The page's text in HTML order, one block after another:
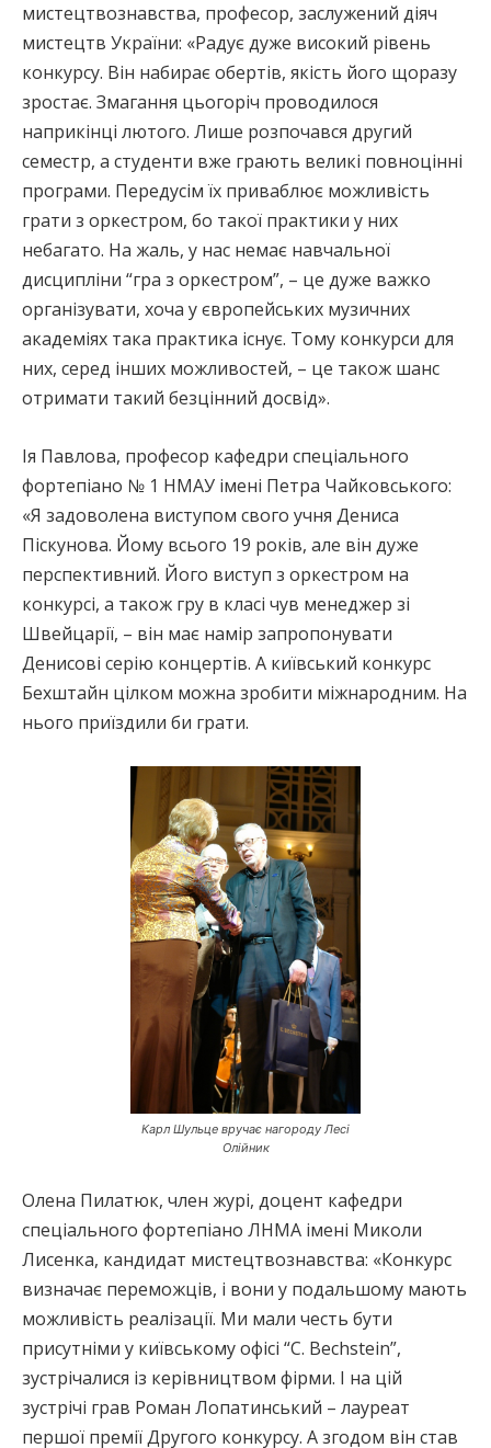
мистецтвознавства, професор, заслужений діяч
мистецтв України: «Радує дуже високий рівень
конкурсу. Він набирає обертів, якість його щоразу
зростає. Змагання цьогоріч проводилося
наприкінці лютого. Лише розпочався другий
семестр, а студенти вже грають великі повноцінні
програми. Передусім їх приваблює можливість
грати з оркестром, бо такої практики у них
небагато. На жаль, у нас немає навчальної
дисципліни “гра з оркестром”, – це дуже важко
організувати, хоча у європейських музичних
академіях така практика існує. Тому конкурси для
них, серед інших можливостей, – це також шанс
отримати такий безцінний досвід».
Ія Павлова, професор кафедри спеціального
фортепіано № 1 НМАУ імені Петра Чайковського:
«Я задоволена виступом свого учня Дениса
Піскунова. Йому всього 19 років, але він дуже
перспективний. Його виступ з оркестром на
конкурсі, а також гру в класі чув менеджер зі
Швейцарії, – він має намір запропонувати
Денисові серію концертів. А київський конкурс
Бехштайн цілком можна зробити міжнародним. На
нього приїздили би грати.
Карл Шульце вручає нагороду Лесі
Олійник
Олена Пилатюк, член журі, доцент кафедри
спеціального фортепіано ЛНМА імені Миколи
Лисенка, кандидат мистецтвознавства: «Конкурс
визначає переможців, і вони у подальшому мають
можливість реалізації. Ми мали честь бути
присутніми у київському офісі “C. Bechstein”,
зустрічалися із керівництвом фірми. І на цій
зустрічі грав Роман Лопатинський – лауреат
першої премії Другого конкурсу. А згодом він став